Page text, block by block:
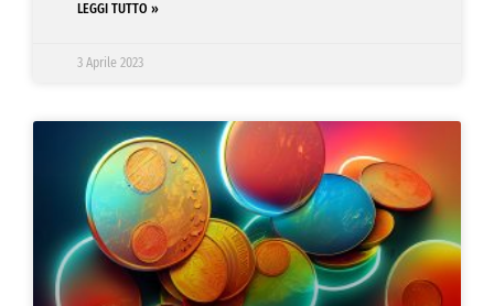
LEGGI TUTTO »
3 Aprile 2023